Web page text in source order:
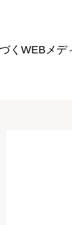
く WEBメデ